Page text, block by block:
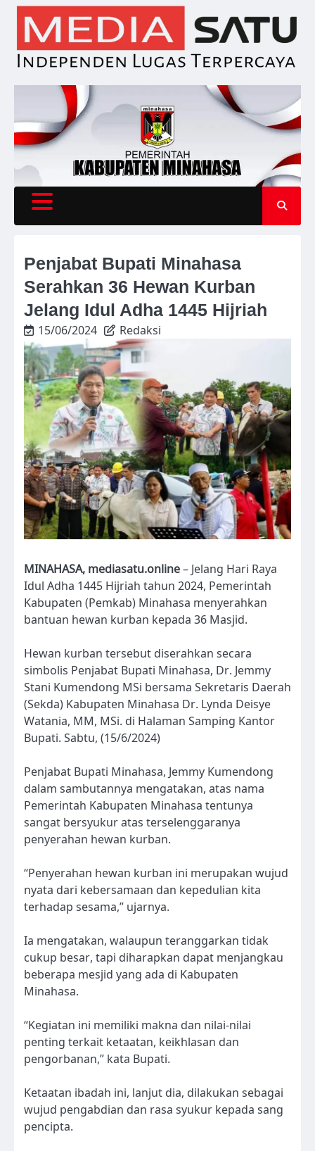
Skip
content
Penjabat Bupati Minahasa
Serahkan 36 Hewan Kurban
Jelang Idul Adha 1445 Hijriah
15/06/2024 Redaksi
MINAHASA, mediasatu.online– Jelang Hari Raya
Idul Adha 1445 Hijriah tahun 2024, Pemerintah
Kabupaten (Pemkab) Minahasa menyerahkan
bantuan hewan kurban kepada 36 Masjid.
Hewan kurban tersebut diserahkan secara
simbolis Penjabat Bupati Minahasa, Dr. Jemmy
Stani Kumendong MSi bersama Sekretaris Daerah
(Sekda) Kabupaten Minahasa Dr. Lynda Deisye
Watania, MM, MSi. di Halaman Samping Kantor
Bupati. Sabtu, (15/6/2024)
Penjabat Bupati Minahasa, Jemmy Kumendong
dalam sambutannya mengatakan, atas nama
Pemerintah Kabupaten Minahasa tentunya
sangat bersyukur atas terselenggaranya
penyerahan hewan kurban.
“Penyerahan hewan kurban ini merupakan wujud
nyata dari kebersamaan dan kepedulian kita
terhadap sesama,” ujarnya.
Ia mengatakan, walaupun teranggarkan tidak
cukup besar, tapi diharapkan dapat menjangkau
beberapa mesjid yang ada di Kabupaten
Minahasa.
“Kegiatan ini memiliki makna dan nilai-nilai
penting terkait ketaatan, keikhlasan dan
pengorbanan,” kata Bupati.
Ketaatan ibadah ini, lanjut dia, dilakukan sebagai
wujud pengabdian dan rasa syukur kepada sang
pencipta.